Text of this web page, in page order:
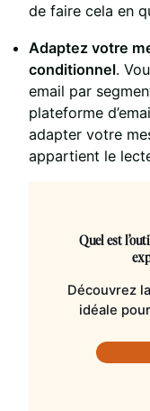
de faire cela en
Adaptez votre
conditionnel.
email par
plateforme
adapter votre
appartient le
Quel est
Découvrez
idéale